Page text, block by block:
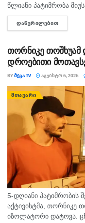
წლიანი პატიმრობა
"მედიის
ჟურნალისტს
ᲓᲐᲬᲕᲠᲘᲚᲔᲑᲘᲗ
თორნიკე
დროებითი
BYᲛᲔᲒᲐ TV ᲐᲒᲕᲘᲡᲢᲝ 6, 2026
ᲛᲗᲐᲕᲐᲠᲘ
5-დღიანი პატიმრობის
აქტივისტმა, თორნიკე
იზოლატორი დატოვა.